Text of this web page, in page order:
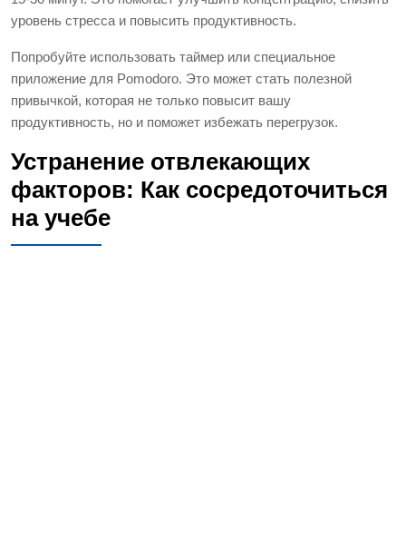
уровень стресса и повысить продуктивность.
Попробуйте использовать таймер или специальное
приложение для Pomodoro. Это может стать полезной
привычкой, которая не только повысит вашу
продуктивность, но и поможет избежать перегрузок.
Устранение отвлекающих
факторов: Как сосредоточиться
на учебе